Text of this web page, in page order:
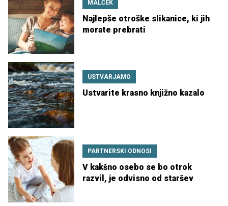
MALČEK
Najlepše otroške slikanice, ki jih
morate prebrati
USTVARJAMO
Ustvarite krasno knjižno kazalo
PARTNERSKI ODNOSI
V kakšno osebo se bo otrok
razvil, je odvisno od staršev